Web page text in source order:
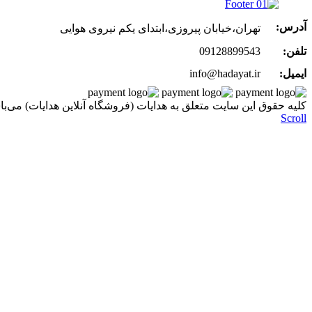
آدرس:
تهران،خیابان پیروزی،ابتدای یکم نیروی هوایی
تلفن:
09128899543
ایمیل:
info@hadayat.ir
کليه حقوق اين سايت متعلق به هدایات (فروشگاه آنلاین هدایات)
Scroll